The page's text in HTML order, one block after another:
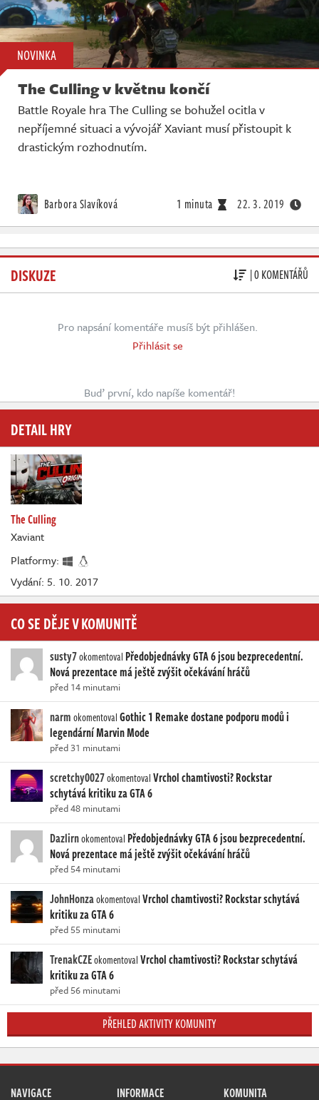
NOVINKA
The Culling v květnu končí
Battle Royale hra The Culling se bohužel ocitla v
nepříjemné situaci a vývojář Xaviant musí přistoupit k
drastickým rozhodnutím.
Barbora Slavíková 1 minuta 22. 3. 2019
DISKUZE | 0 KOMENTÁŘŮ
Pro napsání komentáře musíš být přihlášen.
Přihlásit se
Buď první, kdo napíše komentář!
DETAIL HRY
The Culling
Xaviant
Platformy:
Vydání: 5. 10. 2017
CO SE DĚJE V KOMUNITĚ
susty7okomentoval Předobjednávky GTA 6 jsou bezprecedentní.
Nová prezentace má ještě zvýšit očekávání hráčů
před 14 minutami
narmokomentovalGothic 1 Remake dostane podporu modů i
legendární Marvin Mode
před 31 minutami
scretchy0027okomentovalVrchol chamtivosti? Rockstar
schytává kritiku za GTA 6
před 48 minutami
Dazlirnokomentoval Předobjednávky GTA 6 jsou bezprecedentní.
Nová prezentace má ještě zvýšit očekávání hráčů
před 54 minutami
JohnHonzaokomentovalVrchol chamtivosti? Rockstar schytává
kritiku za GTA 6
před 55 minutami
TrenakCZEokomentovalVrchol chamtivosti? Rockstar schytává
kritiku za GTA 6
před 56 minutami
PŘEHLED AKTIVITY KOMUNITY
NAVIGACE INFORMACE KOMUNITA